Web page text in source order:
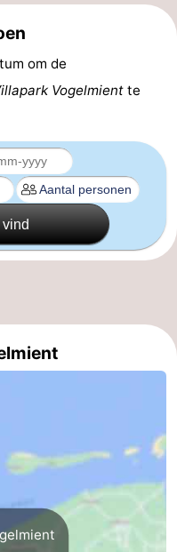
om de
Vogelmient te